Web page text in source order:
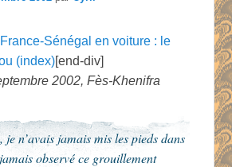
France-Sénégal en voiture : le
(index)[end-div]
2002, Fès-Khenifra
je n’avais jamais mis les pieds dans
observé ce grouillement